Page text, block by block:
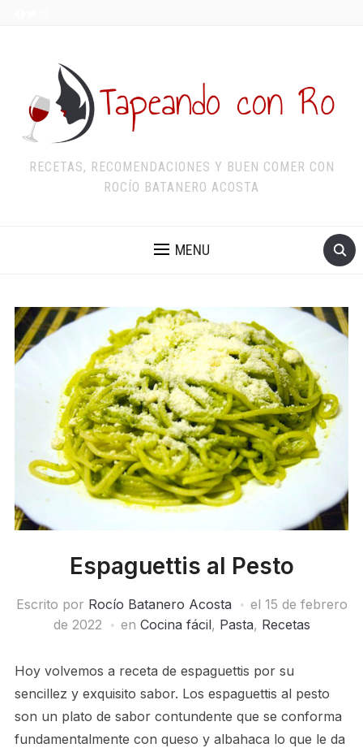
RECETAS, RECOMENDACIONES Y BUEN COMER CON
ROCÍO BATANERO ACOSTA
MENU
Espaguettis al Pesto
Escrito por Rocío Batanero Acosta el 15 de febrero
de 2022
en Cocina fácil, Pasta, Recetas
Hoy volvemos a receta de espaguettis por su
sencillez y exquisito sabor. Los espaguettis al pesto
son un plato de sabor contundente que se conforma
fundamentalmente con queso y albahaca lo que le da